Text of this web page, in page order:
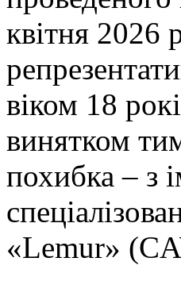
квітня 2026
віком 18
винятком
похибка – з
«Lemur»